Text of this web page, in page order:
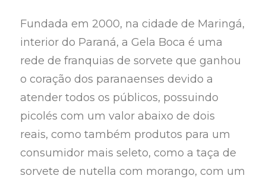
Fundada em 2000, na cidade de Maringá,
interior do Paraná, a Gela Boca é uma
rede de franquias de sorvete que ganhou
o coração dos paranaenses devido a
atender todos os públicos, possuindo
picolés com um valor abaixo de dois
reais, como também produtos para um
consumidor mais seleto, como a taça de
sorvete de nutella com morango, com um